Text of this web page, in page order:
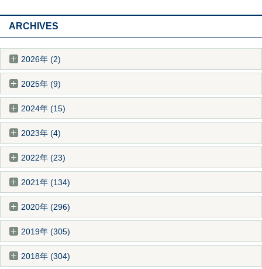
ARCHIVES
2026年 (2)
2025年 (9)
2024年 (15)
2023年 (4)
2022年 (23)
2021年 (134)
2020年 (296)
2019年 (305)
2018年 (304)